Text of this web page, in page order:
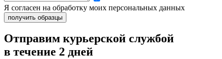
Я согласен на обработку моих персональных данных
Отправим курьерской службой
в течение 2 дней